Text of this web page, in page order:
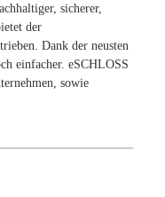
sicherer,
der
Dank der neusten
einfacher. eSCHLOSS
sowie